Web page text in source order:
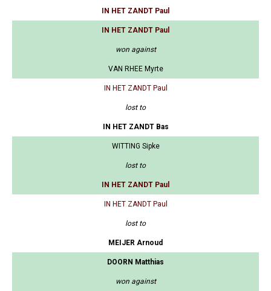
IN HET ZANDT Paul
IN HET ZANDT Paul
won against
VAN RHEE Myrte
IN HET ZANDT Paul
lost to
IN HET ZANDT Bas
WITTING Sipke
lost to
IN HET ZANDT Paul
IN HET ZANDT Paul
lost to
MEIJER Arnoud
DOORN Matthias
won against